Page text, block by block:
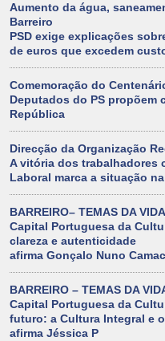
Aumento da água,
Barreiro
PSD exige explicações
de euros que excedem
Comemoração do
Deputados do PS propõem
República
Direcção da Organização
A vitória dos trabalhadores
Laboral marca a situação
BARREIRO– TEMAS DA
Capital Portuguesa da
clareza e autenticidade
afirma Gonçalo Nuno
BARREIRO – TEMAS DA
Capital Portuguesa da
futuro: a Cultura Integral e
afirma Jéssica P